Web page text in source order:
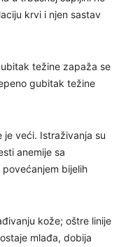
krvi i njen sastav
težine zapaža se
gubitak težine
veći. Istraživanja su
anemije sa
bijelih
kože; oštre linije
mlađa, dobija